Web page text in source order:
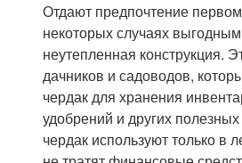
Отдают предпочтение
некоторых случаях
неутепленная конструкция.
дачников и садоводов,
чердак для хранения
удобрений и других
чердак используют только в